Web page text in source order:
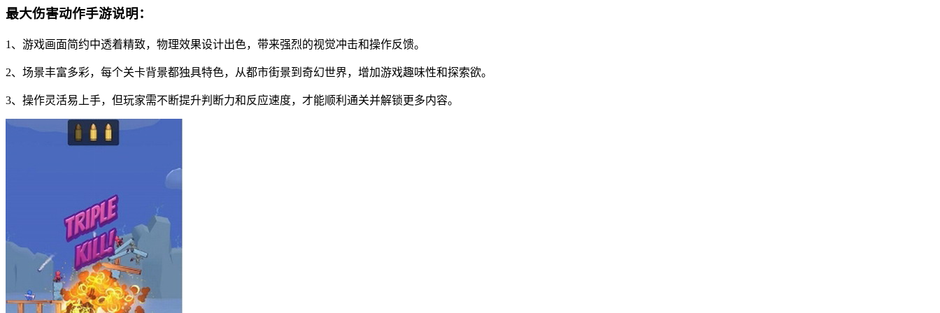
最大伤害动作手游说明：
1、游戏画面简约中透着精致，物理效果设计出色，带来强烈的视觉冲击和操作反馈。
2、场景丰富多彩，每个关卡背景都独具特色，从都市街景到奇幻世界，增加游戏趣味性和探索欲。
3、操作灵活易上手，但玩家需不断提升判断力和反应速度，才能顺利通关并解锁更多内容。